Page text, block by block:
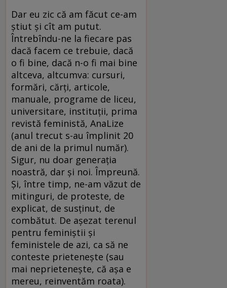
Dar eu zic că am făcut ce-am
știut și cît am putut.
Întrebîndu-ne la fiecare pas
dacă facem ce trebuie, dacă
o fi bine, dacă n-o fi mai bine
altceva, altcumva: cursuri,
formări, cărți, articole,
manuale, programe de liceu,
universitare, instituții, prima
revistă feministă, AnaLize
(anul trecut s-au împlinit 20
de ani de la primul număr).
Sigur, nu doar generația
noastră, dar și noi. Împreună.
Și, între timp, ne-am văzut de
mitinguri, de proteste, de
explicat, de susținut, de
combătut. De așezat terenul
pentru feminiștii și
feministele de azi, ca să ne
conteste prietenește (sau
mai neprietenește, că așa e
mereu, reinventăm roata).